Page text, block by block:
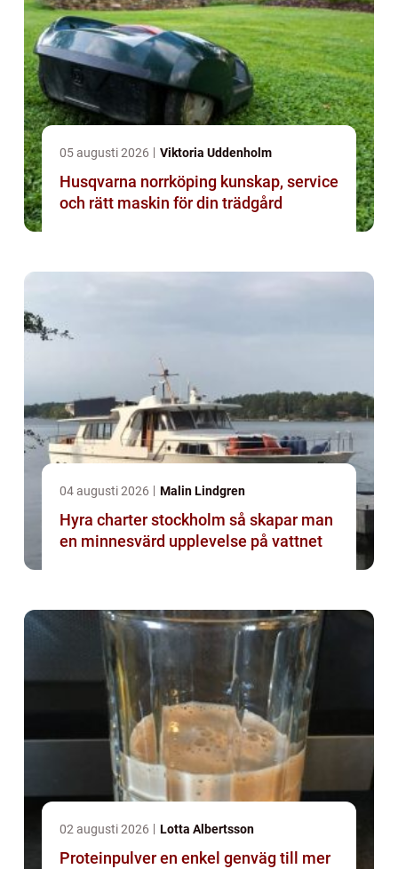
05 augusti 2026 Viktoria Uddenholm
Husqvarna norrköping kunskap, service
och rätt maskin för din trädgård
04 augusti 2026 Malin Lindgren
Hyra charter stockholm så skapar man
en minnesvärd upplevelse på vattnet
02 augusti 2026 Lotta Albertsson
Proteinpulver en enkel genväg till mer